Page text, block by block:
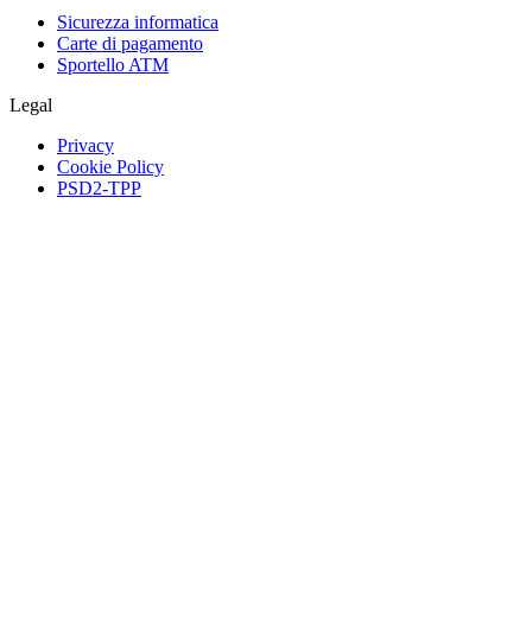
Sicurezza informatica
Carte di pagamento
Sportello ATM
Legal
Privacy
Cookie Policy
PSD2-TPP